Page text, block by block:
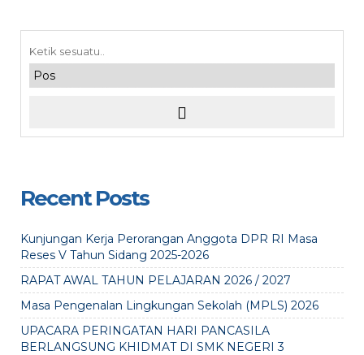
Recent Posts
Kunjungan Kerja Perorangan Anggota DPR RI Masa
Reses V Tahun Sidang 2025-2026
RAPAT AWAL TAHUN PELAJARAN 2026 / 2027
Masa Pengenalan Lingkungan Sekolah (MPLS) 2026
UPACARA PERINGATAN HARI PANCASILA
BERLANGSUNG KHIDMAT DI SMK NEGERI 3